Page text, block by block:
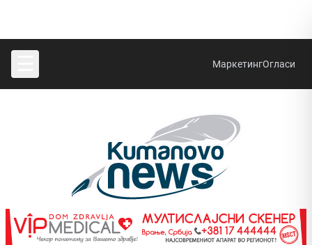
МаркетингОгласи